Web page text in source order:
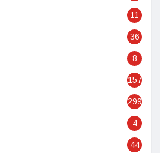
11
36
8
157
299
4
44